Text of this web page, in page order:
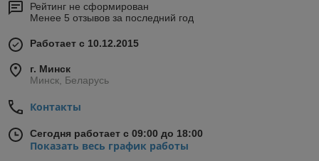
Рейтинг не сформирован
Менее 5 отзывов за последний год
Работает с 10.12.2015
г. Минск
Минск, Беларусь
Контакты
Сегодня работает с 09:00 до 18:00
Показать весь график работы